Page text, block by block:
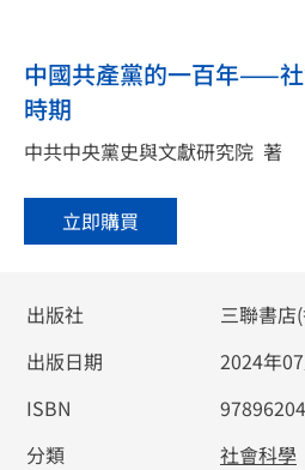
中國共產黨的一百年——
時期
中共中央黨史與文獻研究院 著
立即購買
出版社
三聯書店
出版日期
2024年
ISBN
分類
社會科學